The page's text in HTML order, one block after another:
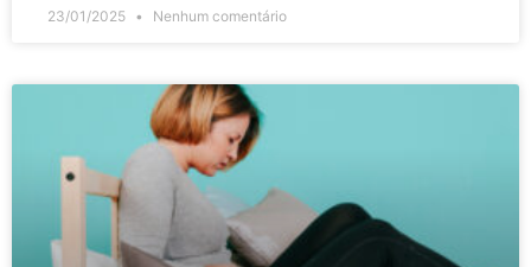
23/01/2025 Nenhum comentário